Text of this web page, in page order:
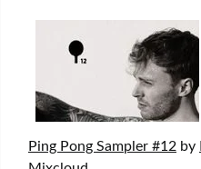
Ping Pong Sampler #12by